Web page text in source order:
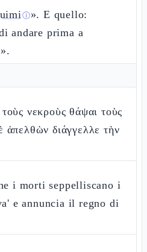
ⓘ». E quello:
andare prima a
».
νεκροὺς θάψαι τοὺς
διάγγελλε τὴν
i morti seppelliscano i
e annuncia il regno di